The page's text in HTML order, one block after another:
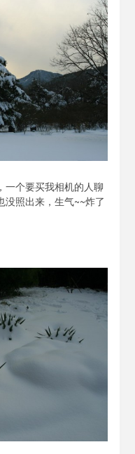
一个要买我相机的人聊
没照出来，生气~~炸了